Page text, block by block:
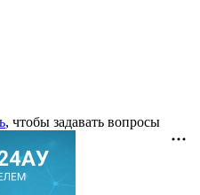
, чтобы задавать вопросы